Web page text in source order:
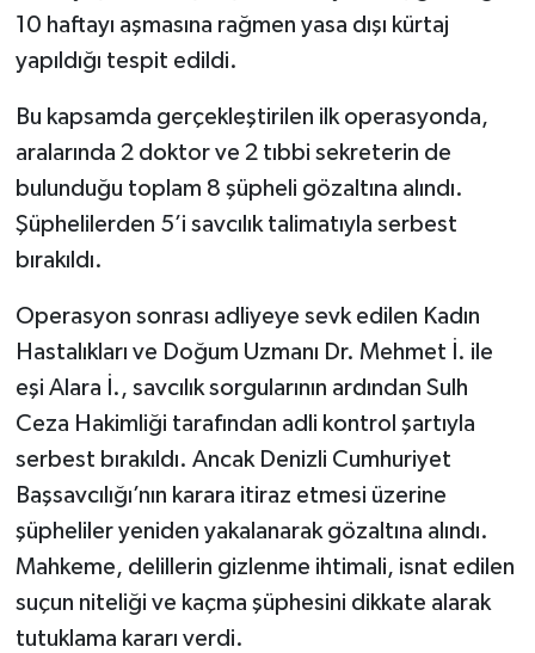
10 haftayı aşmasına rağmen yasa dışı kürtaj
yapıldığı tespit edildi.
Bu kapsamda gerçekleştirilen ilk operasyonda,
aralarında 2 doktor ve 2 tıbbi sekreterin de
bulunduğu toplam 8 şüpheli gözaltına alındı.
Şüphelilerden 5’i savcılık talimatıyla serbest
bırakıldı.
Operasyon sonrası adliyeye sevk edilen Kadın
Hastalıkları ve Doğum Uzmanı Dr. Mehmet İ. ile
eşi Alara İ., savcılık sorgularının ardından Sulh
Ceza Hakimliği tarafından adli kontrol şartıyla
serbest bırakıldı. Ancak Denizli Cumhuriyet
Başsavcılığı’nın karara itiraz etmesi üzerine
şüpheliler yeniden yakalanarak gözaltına alındı.
Mahkeme, delillerin gizlenme ihtimali, isnat edilen
suçun niteliği ve kaçma şüphesini dikkate alarak
tutuklama kararı verdi.